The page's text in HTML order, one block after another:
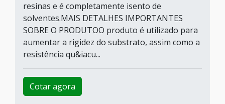
resinas e é completamente isento de
solventes.MAIS DETALHES IMPORTANTES
SOBRE O PRODUTOO produto é utilizado para
aumentar a rigidez do substrato, assim como a
resistência qu&iacu...
Cotar agora